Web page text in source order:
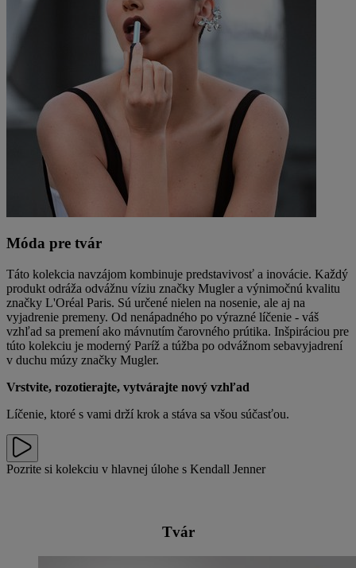
Móda pre tvár
Táto kolekcia navzájom kombinuje predstavivosť a inovácie. Každý
produkt odráža odvážnu víziu značky Mugler a výnimočnú kvalitu
značky L'Oréal Paris. Sú určené nielen na nosenie, ale aj na
vyjadrenie premeny. Od nenápadného po výrazné líčenie - váš
vzhľad sa premení ako mávnutím čarovného prútika. Inšpiráciou pre
túto kolekciu je moderný Paríž a túžba po odvážnom sebavyjadrení
v duchu múzy značky Mugler.
Vrstvite, rozotierajte, vytvárajte nový vzhľad
Líčenie, ktoré s vami drží krok a stáva sa všou súčasťou.
Pozrite si kolekciu v hlavnej úlohe s Kendall Jenner
Tvár